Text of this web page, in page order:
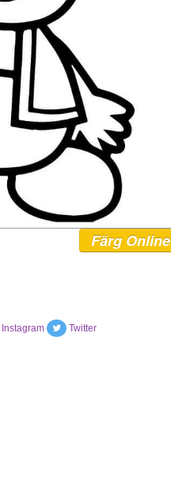
Färg Online
Instagram Twitter